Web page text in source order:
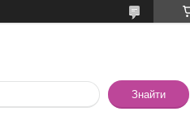
Знайти